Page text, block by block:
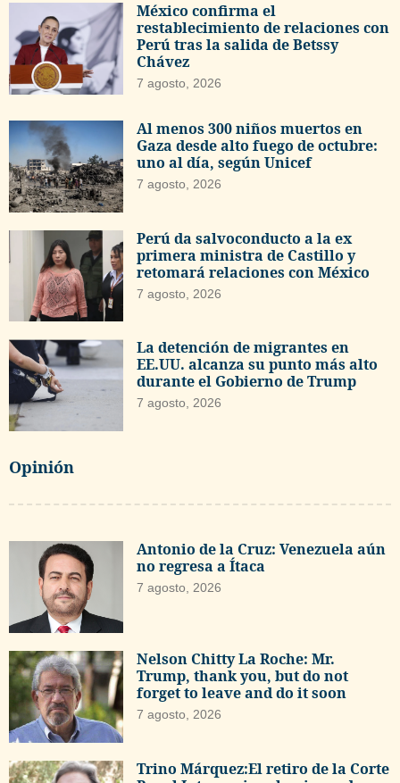
México confirma el
restablecimiento de relaciones con
Perú tras la salida de Betssy
Chávez
7 agosto, 2026
Al menos 300 niños muertos en
Gaza desde alto fuego de octubre:
uno al día, según Unicef
7 agosto, 2026
Perú da salvoconducto a la ex
primera ministra de Castillo y
retomará relaciones con México
7 agosto, 2026
La detención de migrantes en
EE.UU. alcanza su punto más alto
durante el Gobierno de Trump
7 agosto, 2026
Opinión
Antonio de la Cruz: Venezuela aún
no regresa a Ítaca
7 agosto, 2026
Nelson Chitty La Roche: Mr.
Trump, thank you, but do not
forget to leave and do it soon
7 agosto, 2026
Trino Márquez:El retiro de la Corte